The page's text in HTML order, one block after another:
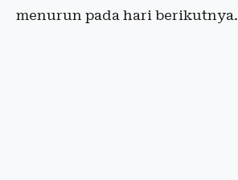
menurun pada hari berikutnya.